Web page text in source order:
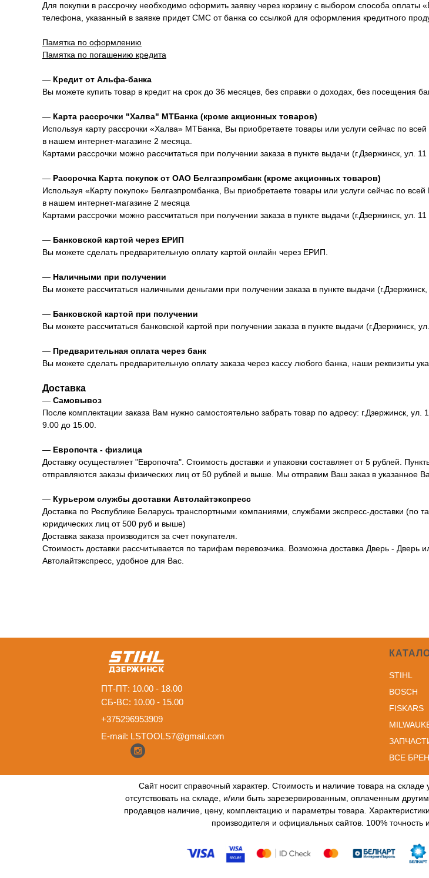
Для покупки в рассрочку необходимо оформить заявку через корзину с выбором способа
телефона, указанный в заявке придет СМС от банка со ссылкой для оформления кредитного
Памятка по оформлению
Памятка по погашению кредита
— Кредит от Альфа-банка
Вы можете купить товар в кредит на срок до 36 месяцев, без справки о доходах, без посещения
— Карта рассрочки "Халва" МТБанка (кроме акционных товаров)
Используя карту рассрочки «Халва» МТБанка, Вы приобретаете товары или услуги сейчас по
в нашем интернет-магазине 2 месяца.
Картами рассрочки можно рассчитаться при получении заказа в пункте выдачи (г.Дзержинск, ул.
— Рассрочка Карта покупок от ОАО Белгазпромбанк (кроме акционных товаров)
Используя «Карту покупок» Белгазпромбанка, Вы приобретаете товары или услуги сейчас по
в нашем интернет-магазине 2 месяца
Картами рассрочки можно рассчитаться при получении заказа в пункте выдачи (г.Дзержинск, ул.
— Банковской картой через ЕРИП
Вы можете сделать предварительную оплату картой онлайн через ЕРИП.
— Наличными при получении
Вы можете рассчитаться наличными деньгами при получении заказа в пункте выдачи
— Банковской картой при получении
Вы можете рассчитаться банковской картой при получении заказа в пункте выдачи (г.Дзержинск,
— Предварительная оплата через банк
Вы можете сделать предварительную оплату заказа через кассу любого банка, наши реквизиты
Доставка
— Самовывоз
После комплектации заказа Вам нужно самостоятельно забрать товар по адресу: г.Дзержинск,
9.00 до 15.00.
— Европочта - физлица
Доставку осуществляет "Европочта". Стоимость доставки и упаковки составляет от 5 рублей.
отправляются заказы физических лиц от 50 рублей и выше. Мы отправим Ваш заказ в указанное
— Курьером службы доставки Автолайтэкспресс
Доставка по Республике Беларусь транспортными компаниями, службами экспресс-доставки (по
юридических лиц от 500 руб и выше)
Доставка заказа производится за счет покупателя.
Стоимость доставки рассчитывается по тарифам перевозчика. Возможна доставка Дверь -
Автолайтэкспресс, удобное для Вас.
STIHL
BOSCH
FISKARS
ЗА
ВСЕ
ПТ-ПТ: 10.00 - 18.00
СБ-ВС: 10.00 - 15.00
+375296953909
E-mail: LSTOOLS7@gmail.com
Сайт носит справочный характер. Стоимость и наличие товара на
отсутствовать на складе, и/или быть зарезервированным, оплаченным
продавцов наличие, цену, комплектацию и параметры товара.
производителя и официальных сайтов. 100% точность